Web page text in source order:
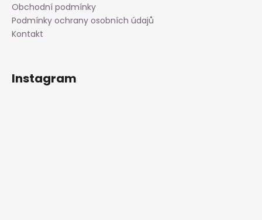
Obchodní podmínky
Podmínky ochrany osobních údajů
Kontakt
Instagram